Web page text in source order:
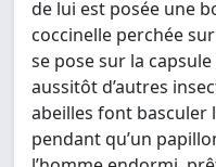
de lui est posée une
coccinelle perchée
se pose sur la
aussitôt d’autres
abeilles font
pendant qu’un